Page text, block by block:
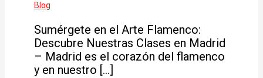
Blog
Sumérgete en el Arte Flamenco:
Descubre Nuestras Clases en Madrid
– Madrid es el corazón del flamenco
y en nuestro […]